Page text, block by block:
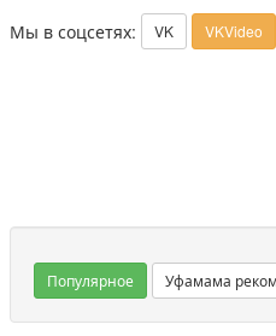
Мы в соцсетях: VK VKVideo
Популярное Уфамама